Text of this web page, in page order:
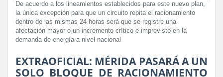
De acuerdo a los lineamientos establecidos para este nuevo plan,
la única excepción para que un circuito repita el racionamiento
dentro de las mismas 24 horas será que se registre una
afectación mayor o un incremento crítico e imprevisto en la
demanda de energía a nivel nacional
EXTRAOFICIAL: MÉRIDA PASARÁ A UN
SOLO BLOQUE DE RACIONAMIENTO